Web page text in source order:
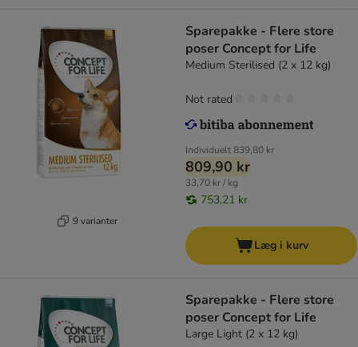
9 varianter
Sparepakke - Flere store
poser Concept for Life
Medium Sterilised (2 x 12 kg)
Individuelt839,80 kr
809,90 kr
33,70 kr / kg
753,21 kr
Not rated
Læg i kurv
Sparepakke - Flere store
poser Concept for Life
Large Light (2 x 12 kg)